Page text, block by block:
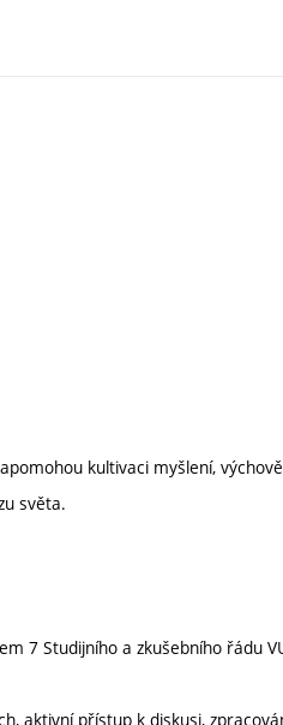
kultivaci myšlení,
světa.
7 Studijního a zkušebního řádu
aktivní přístup k diskusi,